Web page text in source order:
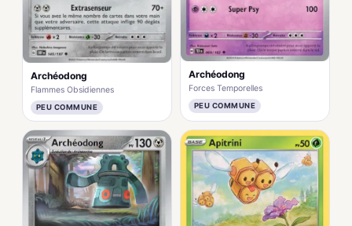
Archéodong
Flammes Obsidiennes
PEU COMMUNE
Archéodong
Forces Temporelles
PEU COMMUNE